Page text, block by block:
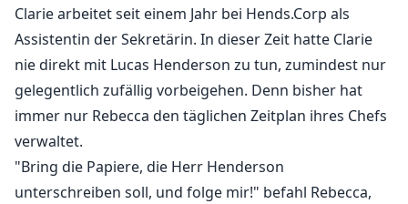
Clarie arbeitet seit einem Jahr bei Hends.Corp als
Assistentin der Sekretärin. In dieser Zeit hatte Clarie
nie direkt mit Lucas Henderson zu tun, zumindest nur
gelegentlich zufällig vorbeigehen. Denn bisher hat
immer nur Rebecca den täglichen Zeitplan ihres Chefs
verwaltet.
"Bring die Papiere, die Herr Henderson
unterschreiben soll, und folge mir!" befahl Rebecca,